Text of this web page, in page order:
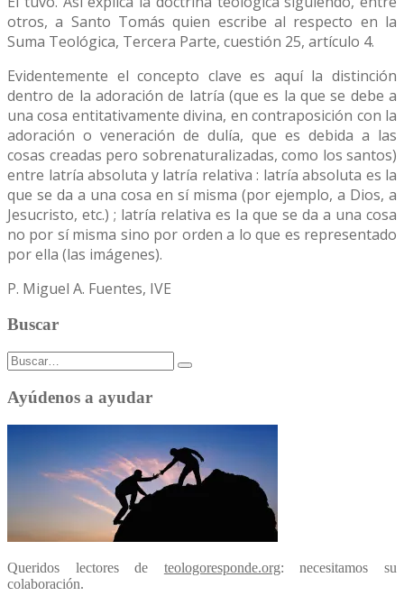
otros, a Santo Tomás quien escribe al respecto en la
Suma Teológica, Tercera Parte, cuestión 25, artículo 4.
Evidentemente el concepto clave es aquí la distinción
dentro de la adoración de latría (que es la que se debe a
una cosa entitativamente divina, en contraposición con la
adoración o veneración de dulía, que es debida a las
cosas creadas pero sobrenaturalizadas, como los santos)
entre latría absoluta y latría relativa : latría absoluta es la
que se da a una cosa en sí misma (por ejemplo, a Dios, a
Jesucristo, etc.) ; latría relativa es la que se da a una cosa
no por sí misma sino por orden a lo que es representado
por ella (las imágenes).
P. Miguel A. Fuentes, IVE
Buscar
Buscar:
Ayúdenos a ayudar
Queridos lectores de teologoresponde.org: necesitamos su
colaboración.